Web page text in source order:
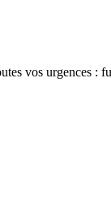
vos urgences